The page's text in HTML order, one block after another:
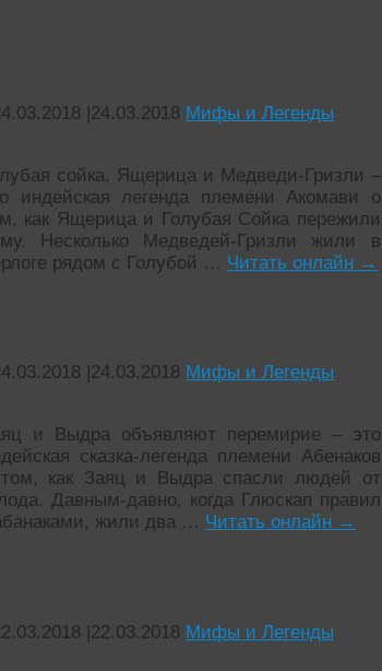
|24.03.2018 Мифы и Легенды
сойка, Ящерица и Медведи-Гризли –
индейская легенда племени Акомави о
как Ящерица и Голубая Сойка пережили
Несколько Медведей-Гризли жили в
рядом с Голубой … Читать онлайн →
24.03.2018 Мифы и Легенды
и Выдра объявляют перемирие – это
сказка-легенда племени Абенаков
как Заяц и Выдра спасли людей от
Давным-давно, когда Глюскап правил
жили два … Читать онлайн →
22.03.2018 Мифы и Легенды